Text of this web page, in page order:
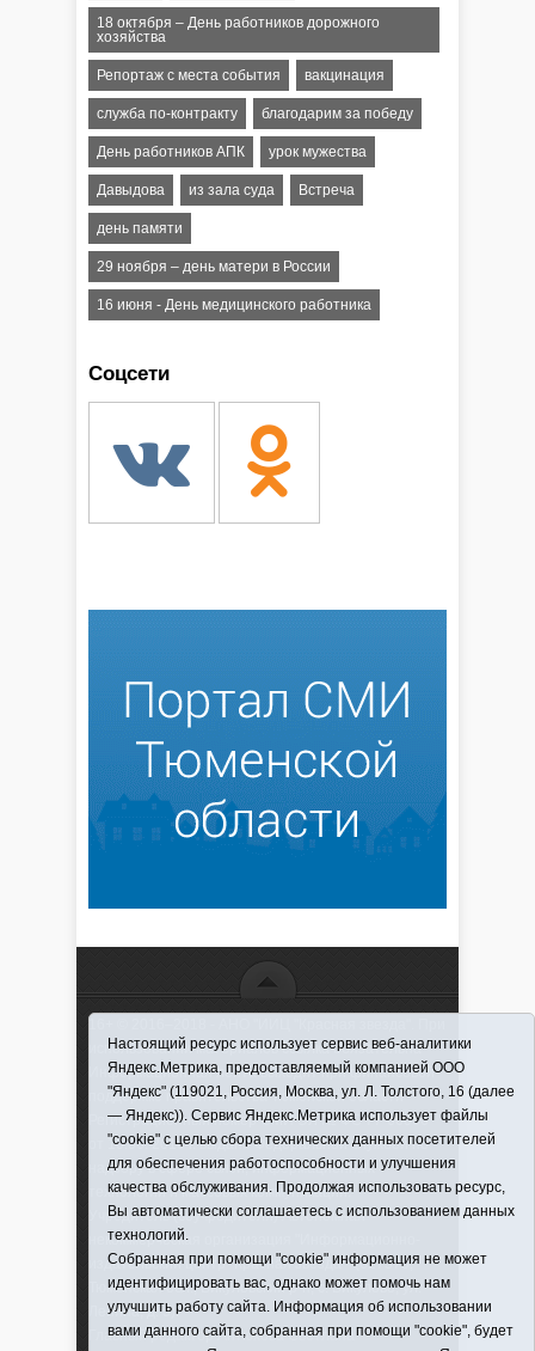
18 октября – День работников дорожного
хозяйства
Репортаж с места события вакцинация
служба по-контракту благодарим за победу
День работников АПК урок мужества
Давыдова из зала суда Встреча
день памяти
29 ноября – день матери в России
16 июня - День медицинского работника
Соцсети
использовании материалов ссылка обязательна
Информационная лента выходит при финансовой
поддержке правительства Тюменской области
Регистрационный номер СМИ ЭЛ № ФС 77-66066
от 10.06. 2016 г. выдано Федеральной службой по
надзору в сфере связи, информационных
технологий и массовых коммуникаций.
Учредитель (соучредители) Автономная
некоммерческая организация "Информационно-
издательский центр "Красная звезда"" (627570,
Тюменская обл., Викуловский р-н, с. Викулово, ул.
Ленина, д. 5).
Главный редактор Антюхова Светлана
Настоящий ресурс использует сервис веб-аналитики
Яндекс.Метрика, предоставляемый компанией ООО
"Яндекс" (119021, Россия, Москва, ул. Л. Толстого, 16 (далее
— Яндекс)). Сервис Яндекс.Метрика использует файлы
"cookie" с целью сбора технических данных посетителей
для обеспечения работоспособности и улучшения
качества обслуживания. Продолжая использовать ресурс,
Вы автоматически соглашаетесь с использованием данных
технологий.
Собранная при помощи "cookie" информация не может
идентифицировать вас, однако может помочь нам
улучшить работу сайта. Информация об использовании
вами данного сайта, собранная при помощи "cookie", будет